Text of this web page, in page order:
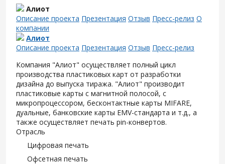
Алиот
Описание проекта Презентация Отзыв Пресс-релиз О
компании
Алиот
Описание проекта Презентация Отзыв Пресс-релиз
Компания "Алиот" осуществляет полный цикл
производства пластиковых карт от разработки
дизайна до выпуска тиража. "Алиот" производит
пластиковые карты с магнитной полосой, с
микропроцессором, бесконтактные карты MIFARE,
дуальные, банковские карты EMV-стандарта и т.д., а
также осуществляет печать pin-конвертов.
Отрасль
Цифровая печать
Офсетная печать